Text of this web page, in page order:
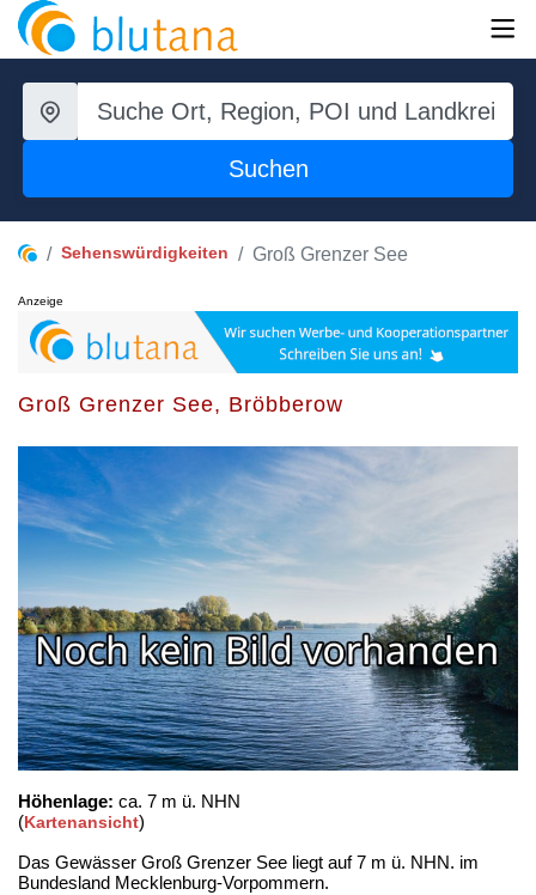
Suchen
Sehenswürdigkeiten Groß Grenzer See
Anzeige
Groß Grenzer See, Bröbberow
Höhenlage: ca. 7 m ü. NHN
(Kartenansicht)
Das Gewässer Groß Grenzer See liegt auf 7 m ü. NHN. im
Bundesland Mecklenburg-Vorpommern.